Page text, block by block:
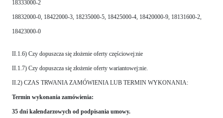
18333000-2
18832000-0, 18422000-3, 18235000-5, 18425000-4, 18420000-9, 18131600-2,
18423000-0
II.1.6) Czy dopuszcza się złożenie oferty częściowej:nie
II.1.7) Czy dopuszcza się złożenie oferty wariantowej:nie.
II.2) CZAS TRWANIA ZAMÓWIENIA LUB TERMIN WYKONANIA:
Termin wykonania zamówienia:
35 dni kalendarzowych od podpisania umowy.